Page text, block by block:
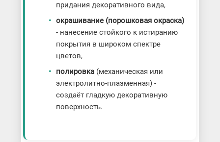
придания декоративного вида,
окрашивание (порошковая окраска)
- нанесение стойкого к истиранию
покрытия в широком спектре
цветов,
полировка(механическая или
электролитно-плазменная) -
создаёт гладкую декоративную
поверхность.